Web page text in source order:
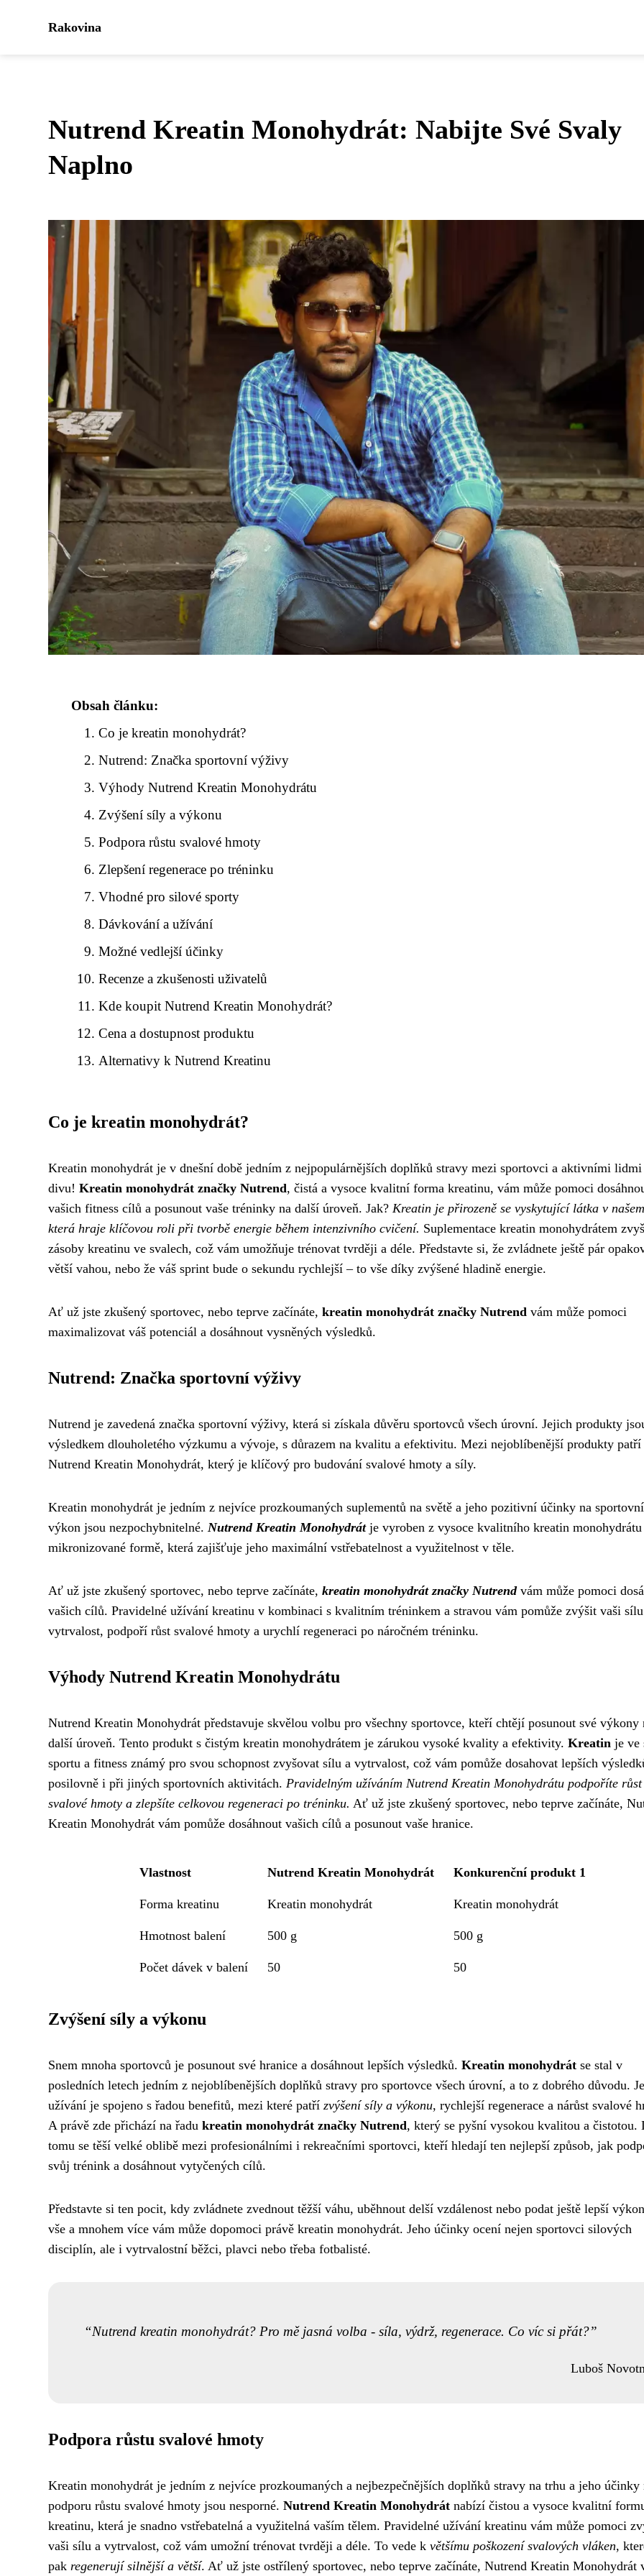
Rakovina
Nutrend Kreatin Monohydrát: Nabijte Své Svaly
Naplno
Obsah článku:
Co je kreatin monohydrát?
Nutrend: Značka sportovní výživy
Výhody Nutrend Kreatin Monohydrátu
Zvýšení síly a výkonu
Podpora růstu svalové hmoty
Zlepšení regenerace po tréninku
Vhodné pro silové sporty
Dávkování a užívání
Možné vedlejší účinky
Recenze a zkušenosti uživatelů
Kde koupit Nutrend Kreatin Monohydrát?
Cena a dostupnost produktu
Alternativy k Nutrend Kreatinu
Co je kreatin monohydrát?
Kreatin monohydrát je v dnešní době jedním z nejpopulárnějších doplňků stravy mezi sportovci a aktivními lidmi
divu! Kreatin monohydrát značky Nutrend, čistá a vysoce kvalitní forma kreatinu, vám může pomoci
vašich fitness cílů a posunout vaše tréninky na další úroveň. Jak? Kreatin je přirozeně se vyskytující látka v
která hraje klíčovou roli při tvorbě energie během intenzivního cvičení. Suplementace kreatin monohydrátem
zásoby kreatinu ve svalech, což vám umožňuje trénovat tvrději a déle. Představte si, že zvládnete ještě pár
větší vahou, nebo že váš sprint bude o sekundu rychlejší – to vše díky zvýšené hladině energie.
Ať už jste zkušený sportovec, nebo teprve začínáte, kreatin monohydrát značky Nutrend vám může pomoci
maximalizovat váš potenciál a dosáhnout vysněných výsledků.
Nutrend: Značka sportovní výživy
Nutrend je zavedená značka sportovní výživy, která si získala důvěru sportovců všech úrovní. Jejich produkty
výsledkem dlouholetého výzkumu a vývoje, s důrazem na kvalitu a efektivitu. Mezi nejoblíbenější produkty patří
Nutrend Kreatin Monohydrát, který je klíčový pro budování svalové hmoty a síly.
Kreatin monohydrát je jedním z nejvíce prozkoumaných suplementů na světě a jeho pozitivní účinky na sportovní
výkon jsou nezpochybnitelné. Nutrend Kreatin Monohydrátje vyroben z vysoce kvalitního kreatin
mikronizované formě, která zajišťuje jeho maximální vstřebatelnost a využitelnost v těle.
Ať už jste zkušený sportovec, nebo teprve začínáte, kreatin monohydrát značky Nutrendvám může pomoci
vašich cílů. Pravidelné užívání kreatinu v kombinaci s kvalitním tréninkem a stravou vám pomůže zvýšit vaši
vytrvalost, podpoří růst svalové hmoty a urychlí regeneraci po náročném tréninku.
Výhody Nutrend Kreatin Monohydrátu
Nutrend Kreatin Monohydrát představuje skvělou volbu pro všechny sportovce, kteří chtějí posunout své výkony
další úroveň. Tento produkt s čistým kreatin monohydrátem je zárukou vysoké kvality a efektivity. Kreatin je ve
sportu a fitness známý pro svou schopnost zvyšovat sílu a vytrvalost, což vám pomůže dosahovat lepších
posilovně i při jiných sportovních aktivitách. Pravidelným užíváním Nutrend Kreatin Monohydrátu podpoříte růst
svalové hmoty a zlepšíte celkovou regeneraci po tréninku. Ať už jste zkušený sportovec, nebo teprve začínáte,
Kreatin Monohydrát vám pomůže dosáhnout vašich cílů a posunout vaše hranice.
Vlastnost Nutrend Kreatin Monohydrát Konkurenční produkt 1
Forma kreatinu Kreatin monohydrát Kreatin monohydrát
Hmotnost balení 500 g 500 g
Počet dávek v balení 50 50
Zvýšení síly a výkonu
Snem mnoha sportovců je posunout své hranice a dosáhnout lepších výsledků. Kreatin monohydrát se stal v
posledních letech jedním z nejoblíbenějších doplňků stravy pro sportovce všech úrovní, a to z dobrého důvodu.
užívání je spojeno s řadou benefitů, mezi které patří zvýšení síly a výkonu, rychlejší regenerace a nárůst svalové
A právě zde přichází na řadu kreatin monohydrát značky Nutrend, který se pyšní vysokou kvalitou a čistotou.
tomu se těší velké oblibě mezi profesionálními i rekreačními sportovci, kteří hledají ten nejlepší způsob, jak
svůj trénink a dosáhnout vytyčených cílů.
Představte si ten pocit, kdy zvládnete zvednout těžší váhu, uběhnout delší vzdálenost nebo podat ještě lepší
vše a mnohem více vám může dopomoci právě kreatin monohydrát. Jeho účinky ocení nejen sportovci silových
disciplín, ale i vytrvalostní běžci, plavci nebo třeba fotbalisté.
Nutrend kreatin monohydrát? Pro mě jasná volba - síla, výdrž, regenerace. Co víc si přát?
Luboš
Podpora růstu svalové hmoty
Kreatin monohydrát je jedním z nejvíce prozkoumaných a nejbezpečnějších doplňků stravy na trhu a jeho účinky
podporu růstu svalové hmoty jsou nesporné. Nutrend Kreatin Monohydrát nabízí čistou a vysoce kvalitní
kreatinu, která je snadno vstřebatelná a využitelná vaším tělem. Pravidelné užívání kreatinu vám může pomoci
vaši sílu a vytrvalost, což vám umožní trénovat tvrději a déle. To vede k většímu poškození svalových vláken,
pak regenerují silnější a větší. Ať už jste ostřílený sportovec, nebo teprve začínáte, Nutrend Kreatin Monohydrát